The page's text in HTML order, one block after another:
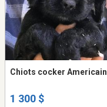
Chiots cocker Americain
1 300 $